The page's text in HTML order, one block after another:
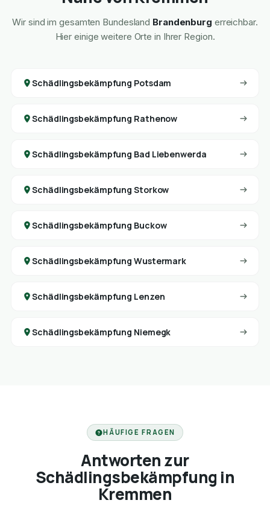
Wir sind im gesamten Bundesland Brandenburg erreichbar.
Hier einige weitere Orte in Ihrer Region.
Schädlingsbekämpfung Potsdam
Schädlingsbekämpfung Rathenow
Schädlingsbekämpfung Bad Liebenwerda
Schädlingsbekämpfung Storkow
Schädlingsbekämpfung Buckow
Schädlingsbekämpfung Wustermark
Schädlingsbekämpfung Lenzen
Schädlingsbekämpfung Niemegk
HÄUFIGE FRAGEN
Antworten zur
Schädlingsbekämpfung in
Kremmen